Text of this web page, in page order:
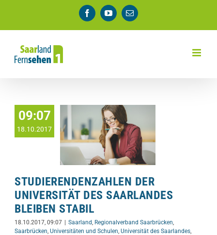
springen
FacebookYouTube
E-
Mail
09:07
18.10.2017
STUDIERENDENZAHLEN DER
UNIVERSITÄT DES SAARLANDES
BLEIBEN STABIL
18.10.2017, 09:07 | Saarland, Regionalverband Saarbrücken,
Saarbrücken, Universitäten und Schulen, Universität des Saarlandes,